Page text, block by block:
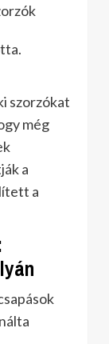
szorzókat
még
a
a